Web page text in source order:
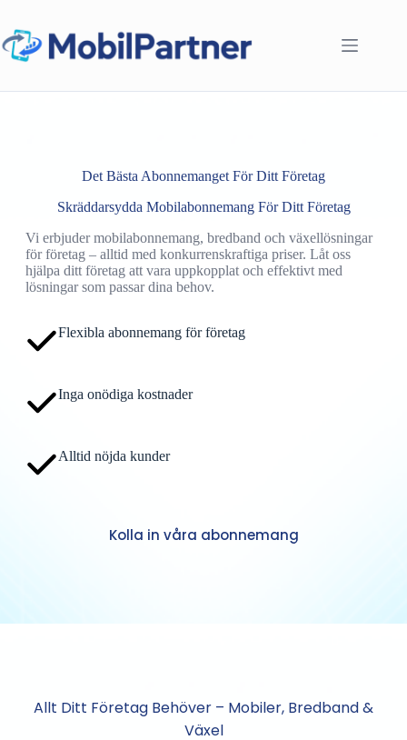
innehåll
Det Bästa Abonnemanget För Ditt Företag
Skräddarsydda Mobilabonnemang För Ditt Företag
Vi erbjuder mobilabonnemang, bredband och växellösningar
för företag – alltid med konkurrenskraftiga priser. Låt oss
hjälpa ditt företag att vara uppkopplat och effektivt med
lösningar som passar dina behov.
Flexibla abonnemang för företag
Inga onödiga kostnader
Alltid nöjda kunder
Kolla in våra abonnemang
Allt Ditt Företag Behöver – Mobiler, Bredband &
Växel